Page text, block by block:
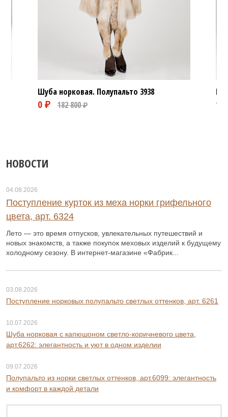
Шуба норковая. Полупальто 3938
НОВОСТИ
04.08.2026
Поступление курток из меха норки грифельного
цвета, арт. 6324
Лето — это время отпусков, увлекательных путешествий и
новых знакомств, а также покупок меховых изделий к будущему
холодному сезону. В интернет-магазине «Фабрик...
03.08.2026
Поступление норковых полупальто светлых оттенков, арт. 6261
10.07.2026
Шуба норковая с капюшоном светло-коричневого цвета,
арт.6262: элегантность и уют в одном изделии
09.07.2026
Полупальто из норки светлых оттенков, арт.6099: элегантность
и комфорт в каждой детали